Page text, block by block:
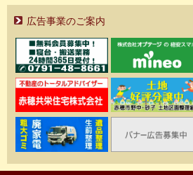
広告事業のご案内